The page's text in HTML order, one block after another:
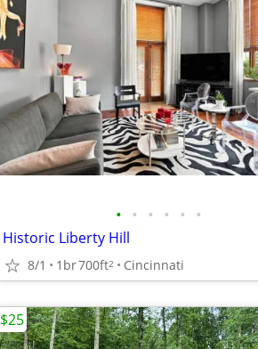
• • • • • •
Historic Liberty Hill
8/1 1br700ft2 Cincinnati
$25